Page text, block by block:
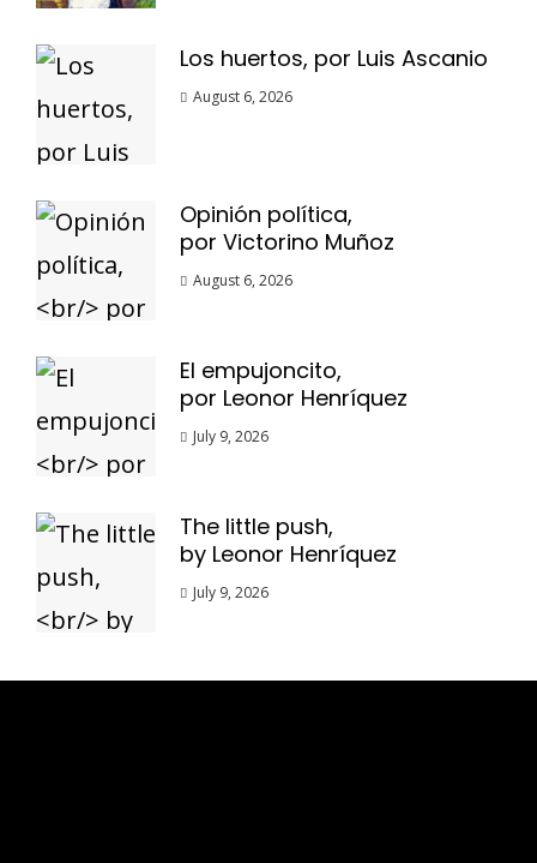
Los huertos, por Luis Ascanio
August 6, 2026
Opinión política,
por Victorino Muñoz
August 6, 2026
El empujoncito,
por Leonor Henríquez
July 9, 2026
The little push,
by Leonor Henríquez
July 9, 2026